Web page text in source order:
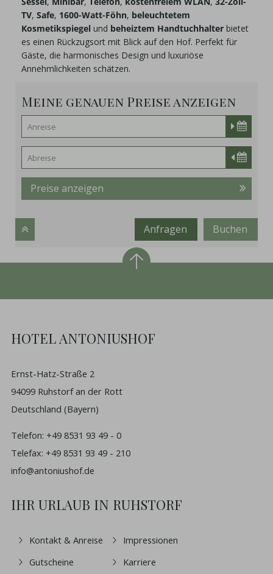
TV, Safe, 1600-Watt-Föhn, beleuchtetem
Kosmetikspiegel und beheiztem Handtuchhalter bietet
es einen Rückzugsort mit Blick auf den Hof. Perfekt für
Gäste, die harmonisches Design und luxuriöse
Annehmlichkeiten schätzen.
Meine genauen Preise anzeigen
Preise anzeigen
Buchen
Anfragen
HOTEL ANTONIUSHOF
Ernst-Hatz-Straße 2
94099 Ruhstorf an der Rott
Deutschland (Bayern)
Telefon:+49 8531 93 49 - 0
Telefax: +49 8531 93 49 - 210
info@antoniushof.de
IHR URLAUB IN RUHSTORF
Kontakt & Anreise
Gutscheine
Impressionen
Karriere